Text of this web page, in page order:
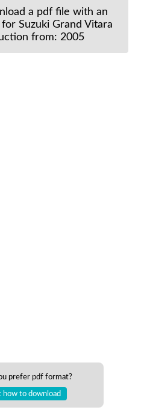
a pdf file with an
Suzuki Grand Vitara
from: 2005
prefer pdf format?
how to download